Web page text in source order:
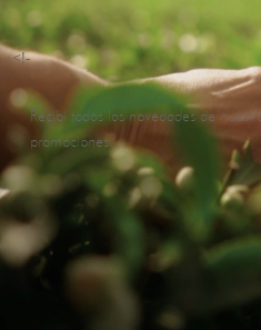
<!-
Recibí todas las novedades de
promociones.